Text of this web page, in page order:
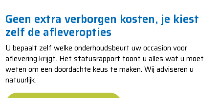
Geen extra verborgen kosten, je kiest
zelf de afleveropties
U bepaalt zelf welke onderhoudsbeurt uw occasion voor
aflevering krijgt. Het statusrapport toont u alles wat u moet
weten om een doordachte keus te maken. Wij adviseren u
natuurlijk.